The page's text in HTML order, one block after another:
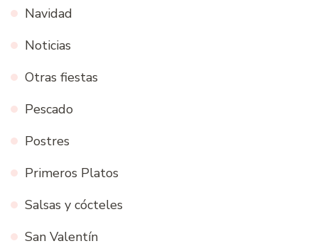
Navidad
Noticias
Otras fiestas
Pescado
Postres
Primeros Platos
Salsas y cócteles
San Valentín